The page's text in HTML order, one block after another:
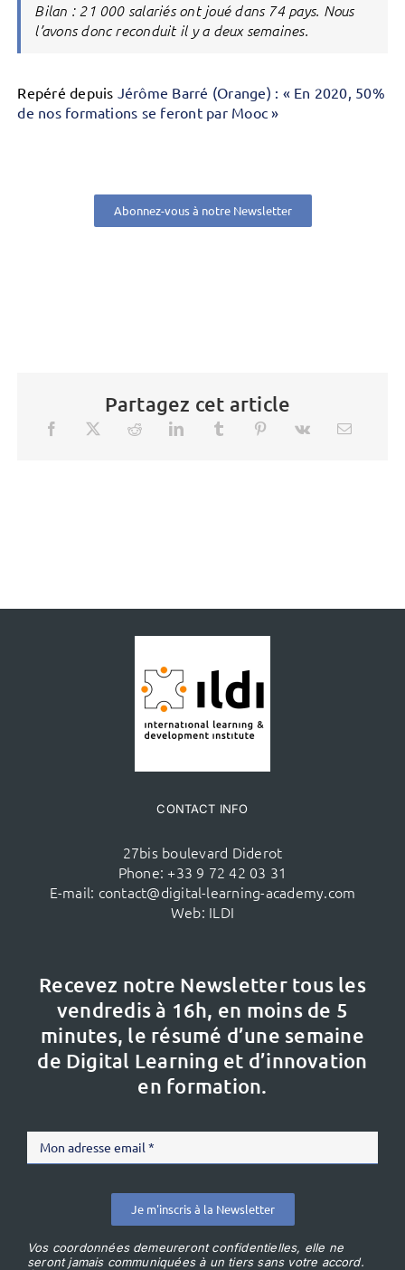
Bilan : 21 000 salariés ont joué dans 74 pays. Nous
l’avons donc reconduit il y a deux semaines.
Repéré depuis Jérôme Barré (Orange) : « En 2020, 50%
de nos formations se feront par Mooc »
Abonnez-vous à notre Newsletter
Partagez cet article
CONTACT INFO
27bis boulevard Diderot
Phone: +33 9 72 42 03 31
E-mail: contact@digital-learning-academy.com
Web: ILDI
Recevez notre Newsletter tous les
vendredis à 16h, en moins de 5
minutes, le résumé d’une semaine
de Digital Learning et d’innovation
en formation.
Je m'inscris à la Newsletter
Vos coordonnées demeureront confidentielles, elle ne
seront jamais communiquées à un tiers sans votre accord.